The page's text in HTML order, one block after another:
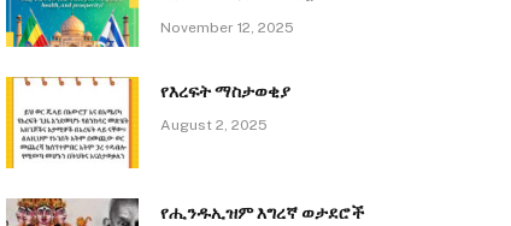
November 12, 2025
የእረፍት ማስታወቂያ
August 2, 2025
የሒንዱኢዝም እግረኛ ወታደሮች